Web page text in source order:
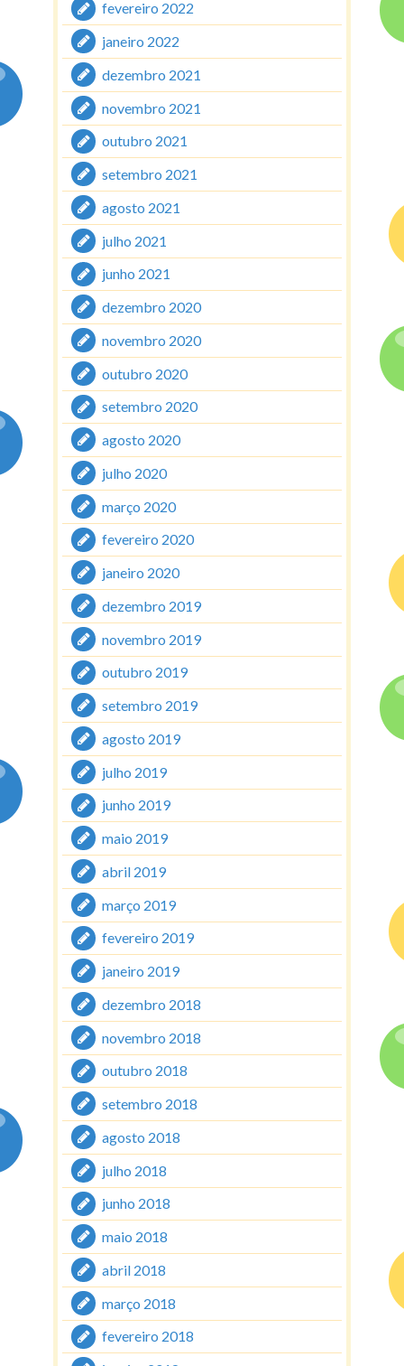
fevereiro 2022
janeiro 2022
dezembro 2021
novembro 2021
outubro 2021
setembro 2021
agosto 2021
julho 2021
junho 2021
dezembro 2020
novembro 2020
outubro 2020
setembro 2020
agosto 2020
julho 2020
março 2020
fevereiro 2020
janeiro 2020
dezembro 2019
novembro 2019
outubro 2019
setembro 2019
agosto 2019
julho 2019
junho 2019
maio 2019
abril 2019
março 2019
fevereiro 2019
janeiro 2019
dezembro 2018
novembro 2018
outubro 2018
setembro 2018
agosto 2018
julho 2018
junho 2018
maio 2018
abril 2018
março 2018
fevereiro 2018